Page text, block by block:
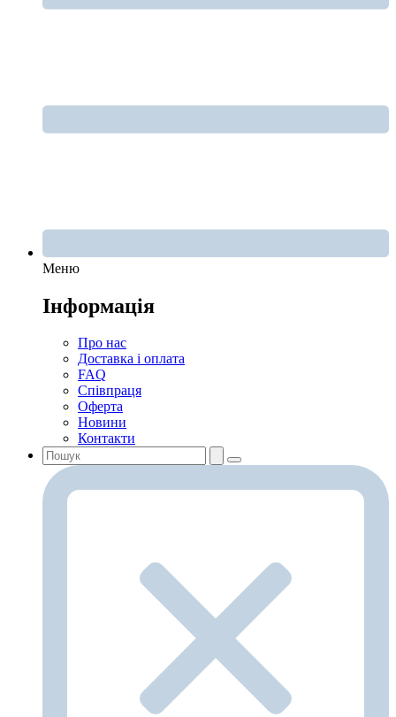
Меню
Інформація
Про нас
Доставка і оплата
FAQ
Співпраця
Оферта
Новини
Контакти